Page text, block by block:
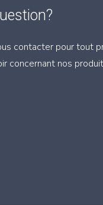
contacter pour tout
concernant nos